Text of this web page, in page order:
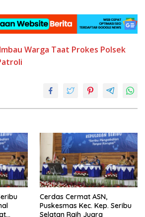
Warga Taat Prokes Polsek
Cerdas Cermat ASN,
Puskesmas Kec. Kep. Seribu
Selatan Raih Juara